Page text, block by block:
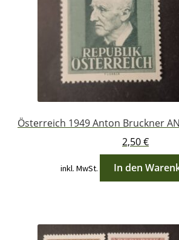
Österreich 1949 Anton Bruckner
2,50€
inkl. MwSt. In den